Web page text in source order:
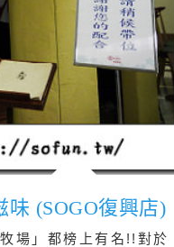
(SOGO復興店)
場」都榜上有名!!對於